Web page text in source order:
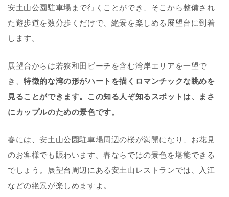
安土山公園駐車場まで行くことができ、そこから整備され
た遊歩道を数分歩くだけで、絶景を楽しめる展望台に到着
します。
展望台からは若狭和田ビーチを含む湾岸エリアを一望で
き、特徴的な湾の形がハートを描くロマンチックな眺めを
見ることができます。この知る人ぞ知るスポットは、まさ
にカップルのための景色です。
春には、安土山公園駐車場周辺の桜が満開になり、お花見
のお客様でも賑わいます。春ならではの景色を堪能できる
でしょう。展望台周辺にある安土山レストランでは、入江
などの絶景が楽しめますよ。